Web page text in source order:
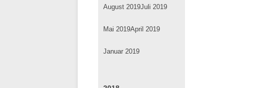
August 2019Juli 2019
Mai 2019April 2019
Januar 2019